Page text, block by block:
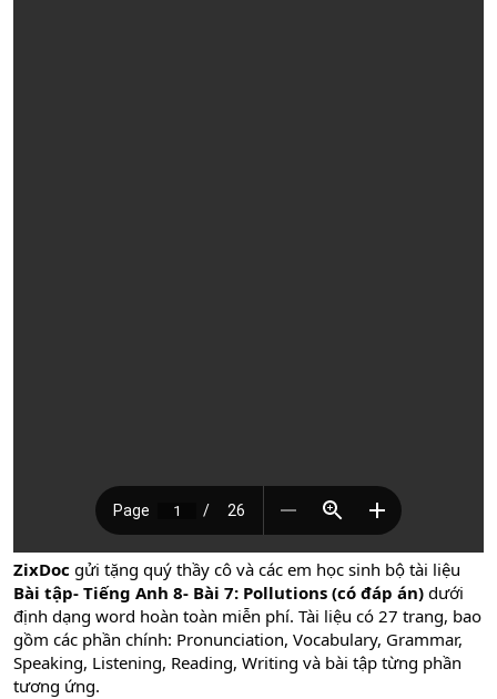
ZixDoc gửi tặng quý thầy cô và các em học sinh bộ tài liệu
Bài tập- Tiếng Anh 8- Bài 7: Pollutions (có đáp án) dưới
định dạng word hoàn toàn miễn phí. Tài liệu có 27 trang, bao
gồm các phần chính: Pronunciation, Vocabulary, Grammar,
Speaking, Listening, Reading, Writing và bài tập từng phần
tương ứng.